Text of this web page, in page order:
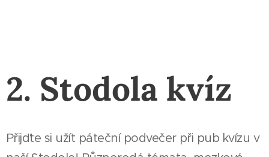
2. Stodola kvíz
Přijďte si užít páteční podvečer při pub kvízu v